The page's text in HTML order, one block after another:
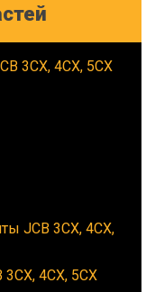
3CX, 4CX, 5CX
JCB 3CX, 4CX,
4CX, 5CX